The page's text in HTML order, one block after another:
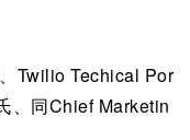
Twilio Techical Por
、同Chief Marketin